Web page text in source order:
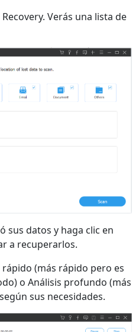
Verás una lista de
sus datos y haga clic en
a recuperarlos.
(más rápido pero es
o Análisis profundo (más
sus necesidades.